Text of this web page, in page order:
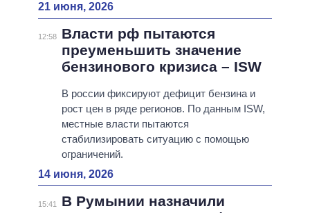
21 июня, 2026
12:58
Власти рф пытаются
преуменьшить значение
бензинового кризиса – ISW
В россии фиксируют дефицит бензина и
рост цен в ряде регионов. По данным ISW,
местные власти пытаются
стабилизировать ситуацию с помощью
ограничений.
14 июня, 2026
15:41
В Румынии назначили